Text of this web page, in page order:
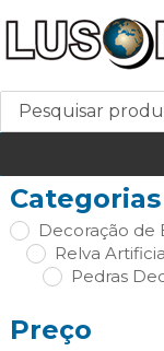
Categorias
Decoração de
Relva
Pedras
Preço